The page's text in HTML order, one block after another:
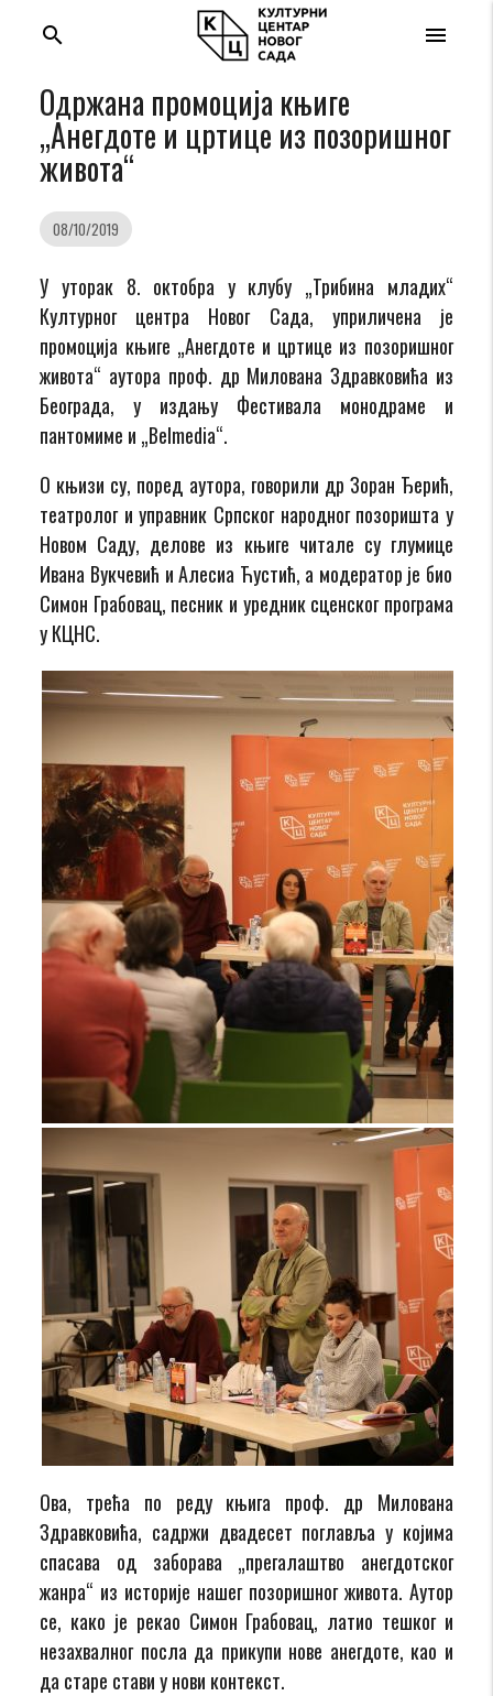
menu
search
Одржана промоција књиге
„Анегдоте и цртице из позоришног
живота“
08/10/2019
У уторак 8. октобра у клубу „Трибина младих“
Културног центра Новог Сада, уприличена је
промоција књиге „Анегдоте и цртице из позоришног
живота“ аутора проф. др Милована Здравковића из
Београда,
у издању Фестивала монодраме и
пантомиме и „Belmedia“.
О књизи су, поред аутора, говорили др Зоран Ђерић,
театролог и управник Српског народног позоришта у
Новом Саду, делове из књиге читале су глумице
Ивана Вукчевић и Алесиа Ћустић, а модератор је био
Симон Грабовац, песник и уредниксценског програма
у КЦНС.
Ова, трећа по реду књига проф. др Милована
Здравковића, садржи двадесет поглавља у којима
спасава од заборава „прегалаштво анегдотског
жанра“ из историје нашег позоришног живота. Аутор
се, како је рекао Симон Грабовац, латио тешког и
незахвалног посла да прикупи нове анегдоте, као и
да старе стави унови контекст.